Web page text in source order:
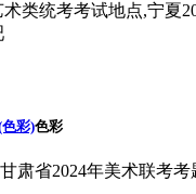
术类统考考试地点,宁夏
色彩)色彩
肃省2024年美术联考考